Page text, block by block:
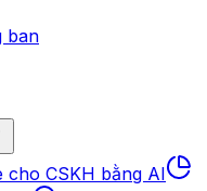
ban
cho CSKH bằng AI